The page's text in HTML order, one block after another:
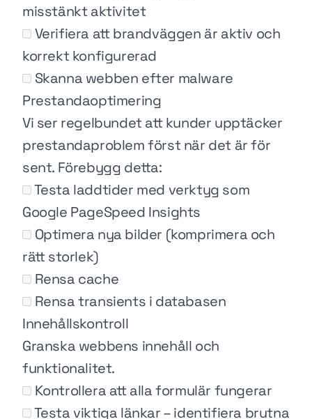
misstänkt aktivitet
Verifiera att brandväggen är aktiv och
korrekt konfigurerad
Skanna webben efter malware
Prestandaoptimering
Vi ser regelbundet att kunder upptäcker
prestandaproblem först när det är för
sent. Förebygg detta:
Testa laddtider med verktyg som
Google PageSpeed Insights
Optimera nya bilder (komprimera och
rätt storlek)
Rensa cache
Rensa transients i databasen
Innehållskontroll
Granska webbens innehåll och
funktionalitet.
Kontrollera att alla formulär fungerar
Testa viktiga länkar – identifiera brutna